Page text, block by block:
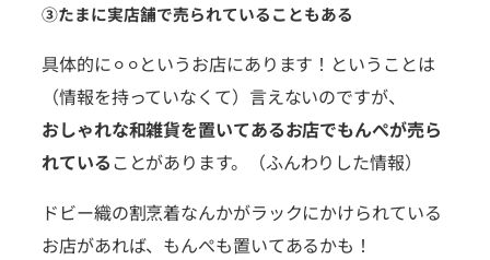
③たまに実店舗で売られていることもある
具体的に⚪︎⚪︎というお店にあります！ということは
（情報を持っていなくて）言えないのですが、
おしゃれな和雑貨を置いてあるお店でもんぺが売ら
れていることがあります。（ふんわりした情報）
ドビー織の割烹着なんかがラックにかけられている
お店があれば、もんぺも置いてあるかも！